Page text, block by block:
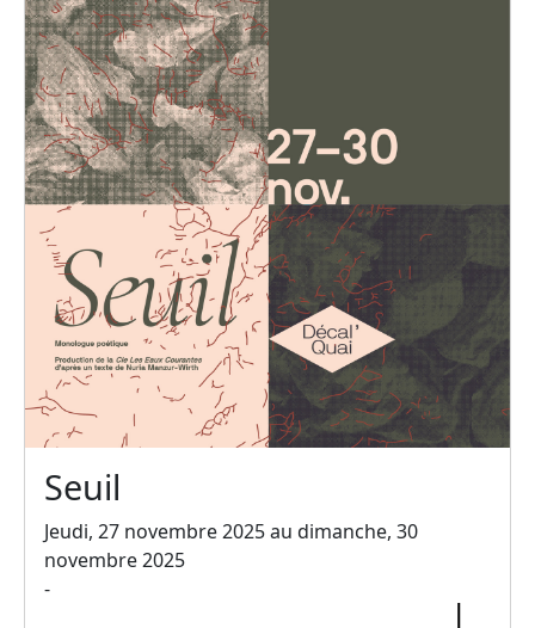
Seuil
Jeudi, 27 novembre 2025 au dimanche, 30
novembre 2025
-